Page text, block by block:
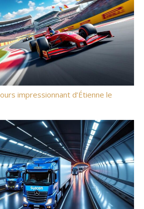
impressionnant d’Étienne le